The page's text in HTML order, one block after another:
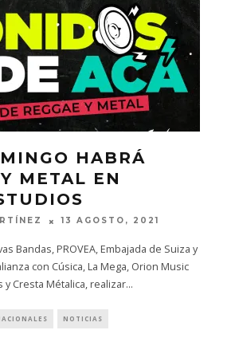
HABRÁ
METAL EN
13 AGOSTO, 2021
Bandas, PROVEA, Embajada de Suiza y
con Cúsica, La Mega, Orion Music
y Cresta Métalica, realizar...
NOTICIAS